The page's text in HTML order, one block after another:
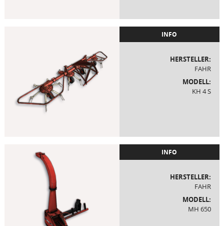
INFO
HERSTELLER:
FAHR
MODELL:
KH 4 S
INFO
HERSTELLER:
FAHR
MODELL:
MH 650